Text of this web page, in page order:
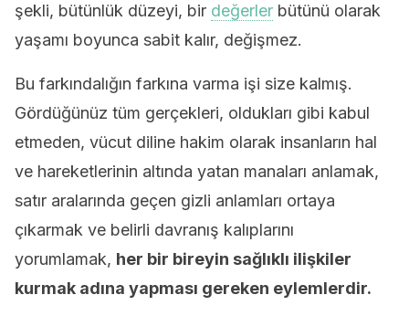
şekli, bütünlük düzeyi, bir değerler bütünü olarak
yaşamı boyunca sabit kalır, değişmez.
Bu farkındalığın farkına varma işi size kalmış.
Gördüğünüz tüm gerçekleri, oldukları gibi kabul
etmeden, vücut diline hakim olarak insanların hal
ve hareketlerinin altında yatan manaları anlamak,
satır aralarında geçen gizli anlamları ortaya
çıkarmak ve belirli davranış kalıplarını
yorumlamak, her bir bireyin sağlıklı ilişkiler
kurmak adına yapması gereken eylemlerdir.